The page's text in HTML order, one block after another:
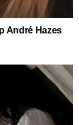
André Hazes